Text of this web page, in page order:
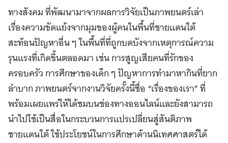
ทางสังคม ที่พัฒนามาจากผลการวิจัยเป็นภาพยนตร์เล่า
เรื่องความขัดแย้งจากมุมของผู้คนในพื้นที่ชายแดนใต้
สะท้อนปัญหาอื่น ๆ ในพื้นที่ที่ถูกบดบังจากเหตุการณ์ความ
รุนแรงที่เกิดขึ้นตลอดมา เช่น การสูญเสียคนที่รักของ
ครอบครัว การศึกษาของเด็ก ๆ ปัญหาการทำมาหากินที่ยาก
ลำบาก ภาพยนตร์จากงานวิจัยครั้งนี้ชื่อ “เรื่องของเรา” ที่
พร้อมเผยแพร่ให้ได้ชมบนช่องทางออนไลน์และยังสามารถ
นำไปใช้เป็นสื่อในกระบวนการแปรเปลี่ยนสู่สันติภาพ
ชายแดนใต้ ใช้ประโยชน์ในการศึกษาด้านนิเทศศาสตร์ได้